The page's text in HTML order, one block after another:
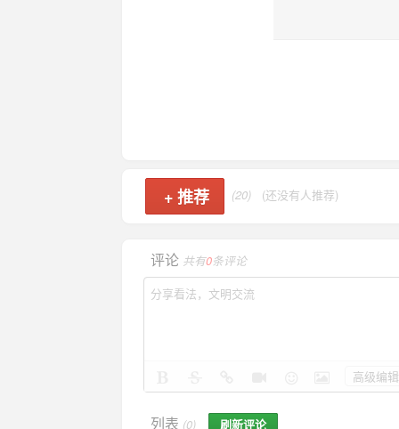
+ 推荐 (20) (还没有人推荐)
评论 共有0条评论
高级编辑
列表 (0) 刷新评论